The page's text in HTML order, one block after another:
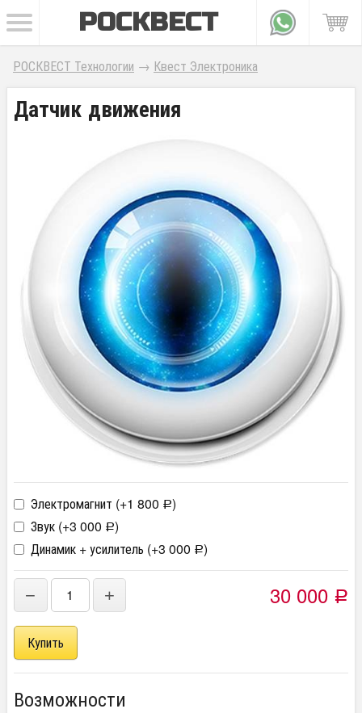
РОСКВЕСТ
РОСКВЕСТ Технологии → Квест Электроника
Датчик движения
Электромагнит (+1 800 Р)
Звук (+3 000 Р)
Динамик + усилитель (+3 000 Р)
− + 30 000 Р
Возможности